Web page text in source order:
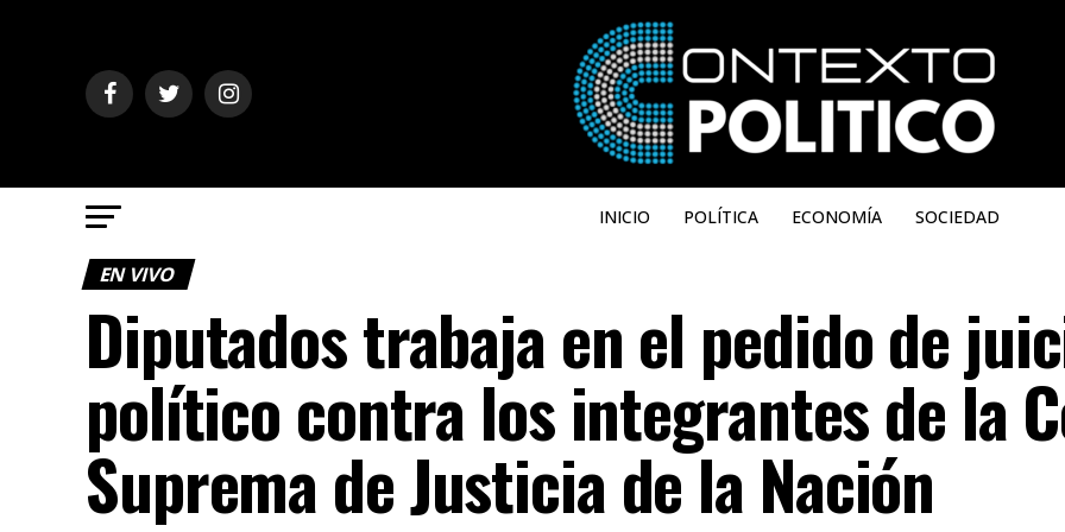
INICIO POLÍTICA ECONOMÍA SOCIEDAD
EN VIVO
Diputados trabaja en el pedido de
político contra los integrantes de la
Suprema de Justicia de la Nación